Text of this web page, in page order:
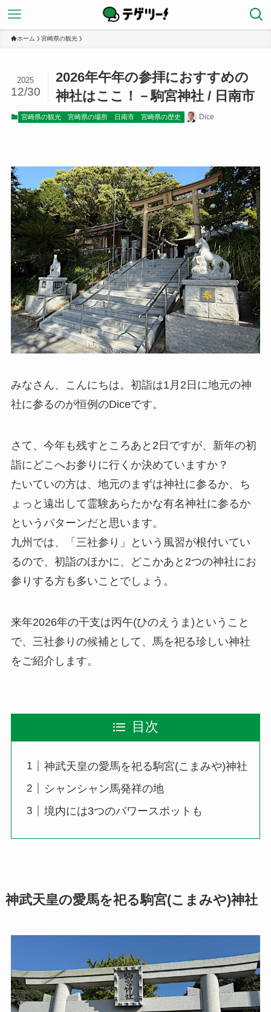
ホーム 宮崎県の観光
2026年午年の参拝におすすめの
神社はここ！－駒宮神社 / 日南市
2025
12/30
宮崎県の観光 宮崎県の場所 日南市 宮崎県の歴史 Dice
みなさん、こんにちは。初詣は1月2日に地元の神
社に参るのが恒例のDiceです。
さて、今年も残すところあと2日ですが、新年の初
詣にどこへお参りに行くか決めていますか？
たいていの方は、地元のまずは神社に参るか、ち
ょっと遠出して霊験あらたかな有名神社に参るか
というパターンだと思います。
九州では、「三社参り」という風習が根付いてい
るので、初詣のほかに、どこかあと2つの神社にお
参りする方も多いことでしょう。
来年2026年の干支は丙午(ひのえうま)ということ
で、三社参りの候補として、馬を祀る珍しい神社
をご紹介します。
目次
神武天皇の愛馬を祀る駒宮(こまみや)神社
シャンシャン馬発祥の地
境内には3つのパワースポットも
神武天皇の愛馬を祀る駒宮(こまみや)神社